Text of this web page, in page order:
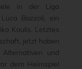
in der Liga
Bazzoli, ein
Koulis. Letztes
jetzt haben
und
dem Heimspiel